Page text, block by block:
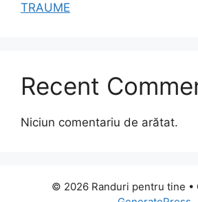
TRAUME
Recent
Niciun comentariu de arătat.
© 2026 Randuri pentru tine •